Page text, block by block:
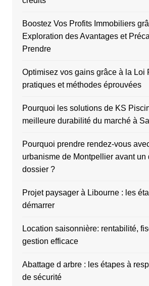
Boostez Vos Profits Immobiliers
Exploration des Avantages et
Prendre
Optimisez vos gains grâce à la Loi
pratiques et méthodes éprouvées
Pourquoi les solutions de KS
meilleure durabilité du marché à
Pourquoi prendre rendez-vous
urbanisme de Montpellier avant un
dossier ?
Projet paysager à Libourne : les
démarrer
Location saisonnière: rentabilité,
gestion efficace
Abattage d arbre : les étapes à
de sécurité